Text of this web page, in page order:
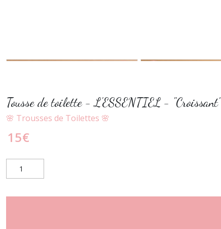
Tousse de toilette - L'ESSENTIEL - "Croissant"
🌸 Trousses de Toilettes 🌸
15€